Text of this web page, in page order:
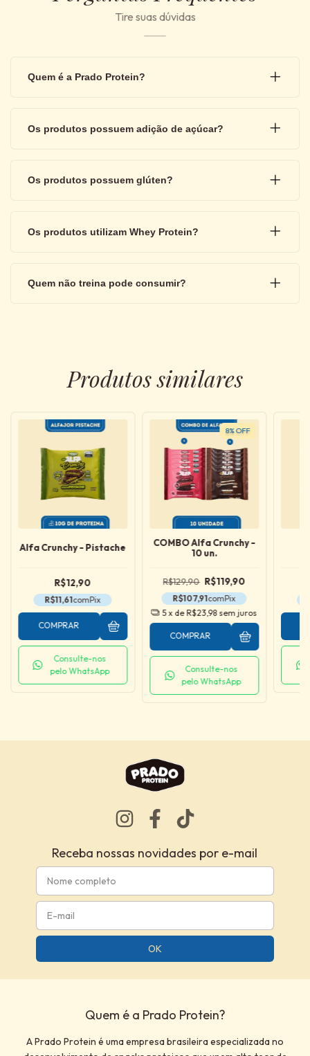
Tire suas dúvidas
Quem é a Prado Protein?
Os produtos possuem adição de açúcar?
Os produtos possuem glúten?
Os produtos utilizam Whey Protein?
Quem não treina pode consumir?
Produtos similares
Alfa Crunchy - Pistache
R$12,90
R$11,61comPix
COMPRAR
Consulte-nos
pelo WhatsApp
8%OFF
COMBO Alfa Crunchy -
10 un.
R$129,90 R$119,90
R$107,91comPix
5 x de R$23,98 sem juros
COMPRAR
Consulte-nos
pelo WhatsApp
Receba nossas novidades por e-mail
Quem é a Prado Protein?
A Prado Protein é uma empresa brasileira especializada no